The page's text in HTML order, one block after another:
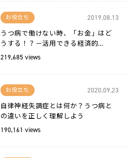
お役立ち
2019.08.13
うつ病で働けない時、「お金」はど
うする！？－活用できる経済的…
219,685 views
お役立ち
2020.09.23
自律神経失調症とは何か？うつ病と
の違いを正しく理解しよう
190,161 views